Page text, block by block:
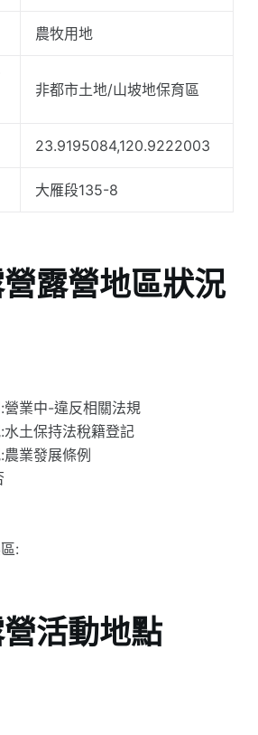
農牧用地
非都市土地/山坡地保育區
23.9195084,120.9222003
大雁段135-8
露營地區狀況
營業中-違反相關法規
土保持法稅籍登記
業發展條例
:
活動地點